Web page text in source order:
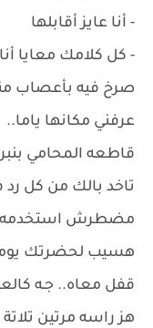
- أنا عايز أقابلها
- كل كلامك معايا
صرخ فيه بأعصاب
عرفني مكانها ياما..
قاطعه المحامي
تاخد بالك من كل
مضطرش استخدمه
هسيب لحضرتك
قفل معاه.. جـه
هز راسه مرتين